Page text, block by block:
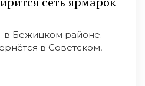
в Бежицком районе.
в Советском,